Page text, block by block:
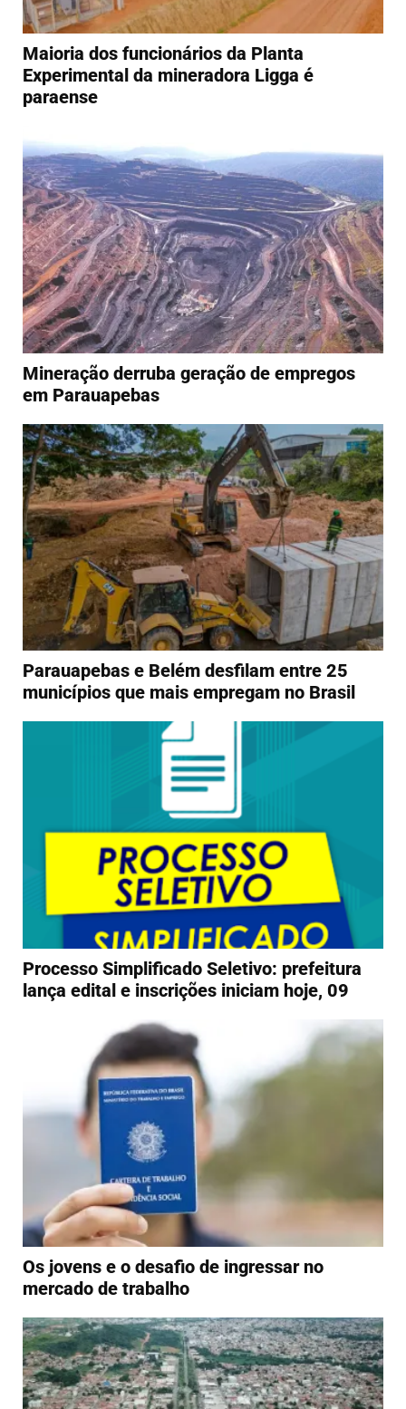
Maioria dos funcionários da Planta
Experimental da mineradora Ligga é
paraense
Mineração derruba geração de empregos
em Parauapebas
Parauapebas e Belém desfilam entre 25
municípios que mais empregam no Brasil
Processo Simplificado Seletivo: prefeitura
lança edital e inscrições iniciam hoje, 09
Os jovens e o desafio de ingressar no
mercado de trabalho